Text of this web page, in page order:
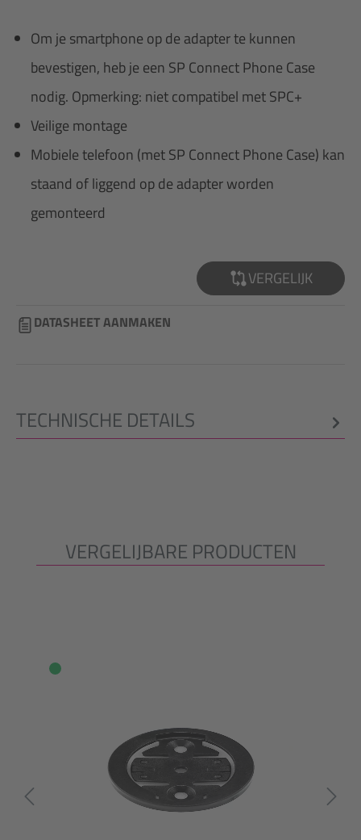
Om je smartphone op de adapter te kunnen
bevestigen, heb je een SP Connect Phone Case
nodig. Opmerking: niet compatibel met SPC+
Veilige montage
Mobiele telefoon (met SP Connect Phone Case) kan
staand of liggend op de adapter worden
gemonteerd
VERGELIJK
DATASHEET AANMAKEN
TECHNISCHE DETAILS
Productgalerij overslaan
VERGELIJBARE PRODUCTEN